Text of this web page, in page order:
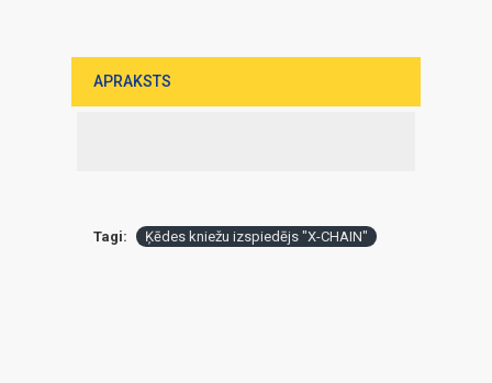
APRAKSTS
Tagi: Ķēdes kniežu izspiedējs "X-CHAIN"